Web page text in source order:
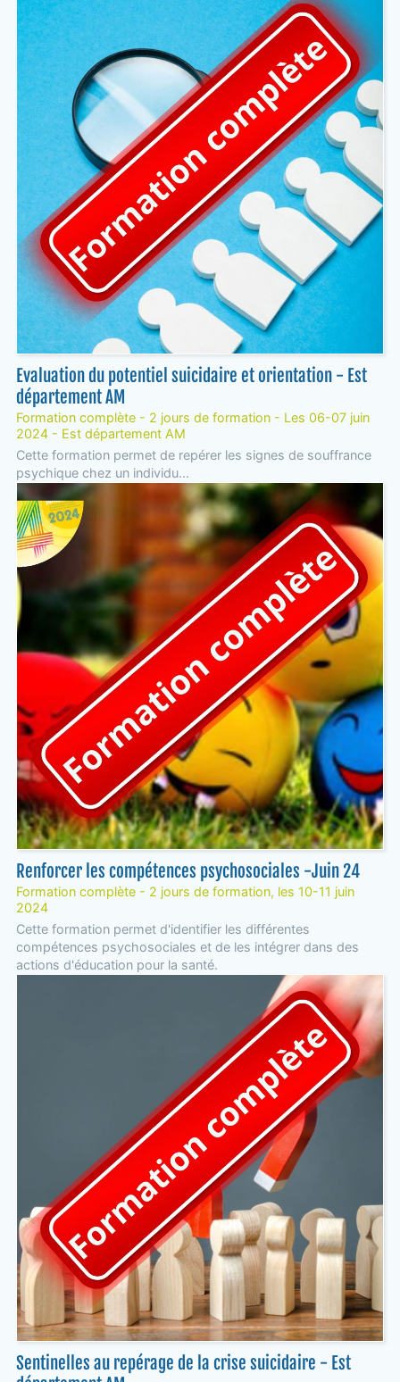
Evaluation du potentiel suicidaire et orientation - Est
département AM
Formation complète - 2 jours de formation - Les 06-07 juin
2024 - Est département AM
Cette formation permet de repérer les signes de souffrance
psychique chez un individu...
Renforcer les compétences psychosociales -Juin 24
Formation complète - 2 jours de formation, les 10-11 juin
2024
Cette formation permet d'identifier les différentes
compétences psychosociales et de les intégrer dans des
actions d'éducation pour la santé.
Sentinelles au repérage de la crise suicidaire - Est